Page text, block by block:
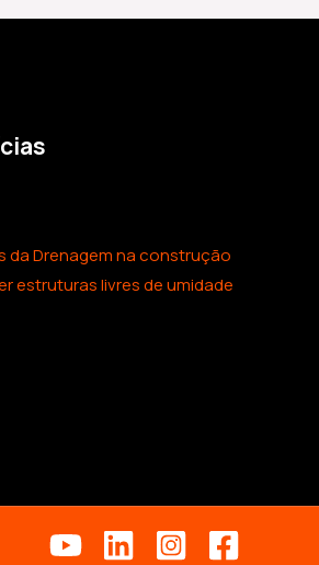
da Drenagem na construção
estruturas livres de umidade